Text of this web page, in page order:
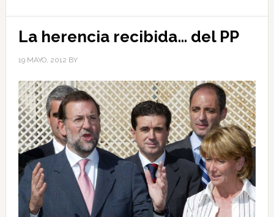
La herencia recibida… del PP
19 MAYO, 2012 BY